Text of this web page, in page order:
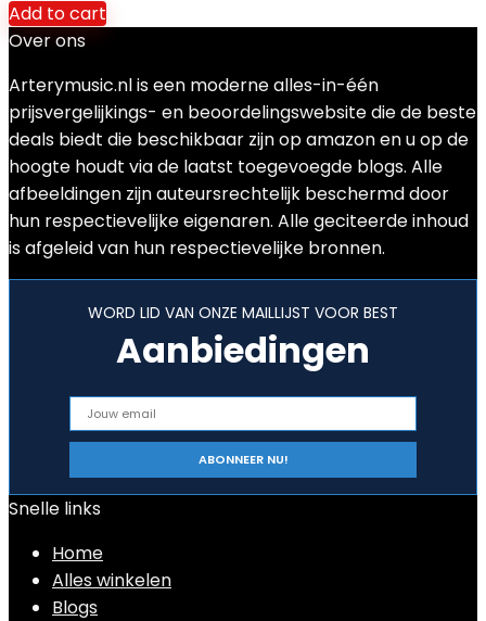
Add to cart
Over ons
Arterymusic.nl is een moderne alles-in-één
prijsvergelijkings- en beoordelingswebsite die de beste
deals biedt die beschikbaar zijn op amazon en u op de
hoogte houdt via de laatst toegevoegde blogs. Alle
afbeeldingen zijn auteursrechtelijk beschermd door
hun respectievelijke eigenaren. Alle geciteerde inhoud
is afgeleid van hun respectievelijke bronnen.
WORD LID VAN ONZE MAILLIJST VOOR BEST
Aanbiedingen
Snelle links
Home
Alles winkelen
Blogs